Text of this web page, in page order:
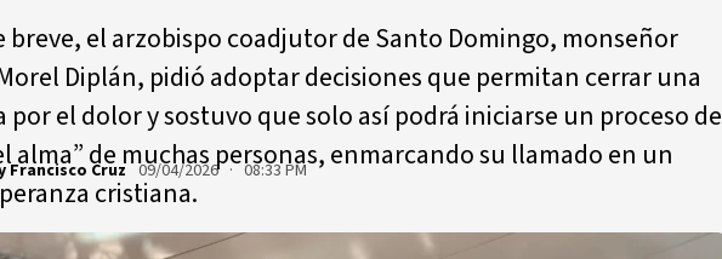
breve, el arzobispo coadjutor de Santo Domingo, monseñor
Diplán, pidió adoptar decisiones que permitan cerrar una
por el dolor y sostuvo que solo así podrá iniciarse un proceso de
alma” de muchas personas, enmarcando su llamado en un
cristiana.
Francisco Cruz 09/04/2026 · 08:33 PM